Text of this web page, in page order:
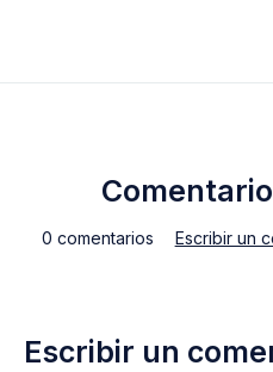
0 comentarios Escribir un
Escribir un